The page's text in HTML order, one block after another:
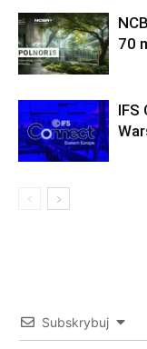
70
IFS
Subskrybuj